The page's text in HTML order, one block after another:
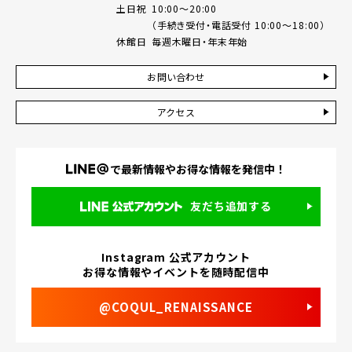
土日祝 10:00～20:00
（手続き受付・電話受付 10:00～18:00）
休館日 毎週木曜日・年末年始
お問い合わせ
アクセス
で最新情報やお得な情報を発信中！
友だち追加する
Instagram 公式アカウント
お得な情報やイベントを随時配信中
@COQUL_RENAISSANCE